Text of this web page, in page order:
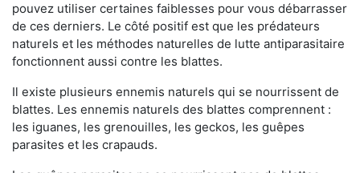
pouvez utiliser certaines faiblesses pour vous débarrasser
de ces derniers. Le côté positif est que les prédateurs
naturels et les méthodes naturelles de lutte antiparasitaire
fonctionnent aussi contre les blattes.
Il existe plusieurs ennemis naturels qui se nourrissent de
blattes. Les ennemis naturels des blattes comprennent :
les iguanes, les grenouilles, les geckos, les guêpes
parasites et les crapauds.